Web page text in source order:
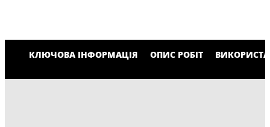
КЛЮЧОВА ІНФОРМАЦІЯ ОПИС РОБІТ